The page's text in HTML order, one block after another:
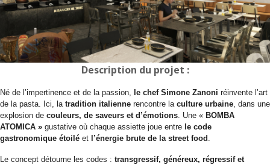
Description du projet :
Né de l’impertinence et de la passion, le chef Simone Zanoni réinvente l’art
de la pasta. Ici, la tradition italienne rencontre la culture urbaine, dans une
explosion de couleurs, de saveurs et d’émotions. Une « BOMBA
ATOMICA » gustative où chaque assiette joue entre le code
gastronomique étoilé et l’énergie brute de la street food .
Le concept détourne les codes : transgressif, généreux, régressif et